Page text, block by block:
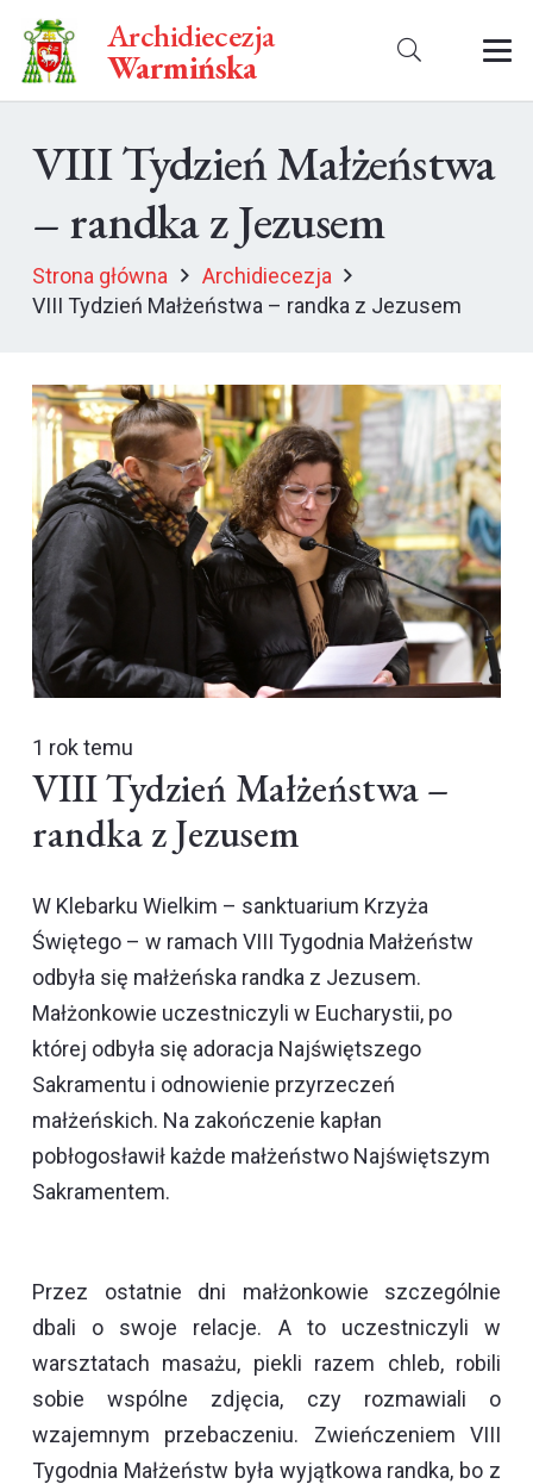
Archidiecezja
Warmińska
VIII Tydzień Małżeństwa
– randka z Jezusem
Strona główna
Archidiecezja
VIII Tydzień Małżeństwa – randka z Jezusem
1 rok temu
VIII Tydzień Małżeństwa –
randka z Jezusem
W Klebarku Wielkim – sanktuarium Krzyża
Świętego – w ramach VIII Tygodnia Małżeństw
odbyła się małżeńska randka z Jezusem.
Małżonkowie uczestniczyli w Eucharystii, po
której odbyła się adoracja Najświętszego
Sakramentu i odnowienie przyrzeczeń
małżeńskich. Na zakończenie kapłan
pobłogosławił każde małżeństwo Najświętszym
Sakramentem.
Przez ostatnie dni małżonkowie szczególnie
dbali o swoje relacje. A to uczestniczyli w
warsztatach masażu, piekli razem chleb, robili
sobie wspólne zdjęcia, czy rozmawiali o
wzajemnym przebaczeniu. Zwieńczeniem VIII
Tygodnia Małżeństw była wyjątkowa randka, bo z